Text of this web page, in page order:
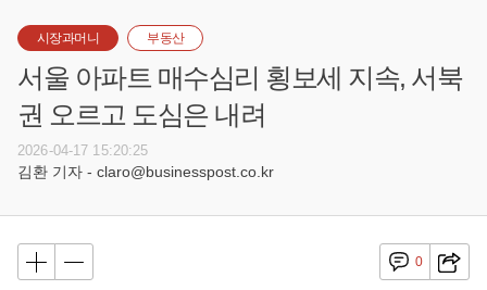
시장과머니 부동산
서울 아파트 매수심리 횡보세 지속, 서북
권 오르고 도심은 내려
2026-04-17 15:20:25
김환 기자 - claro@businesspost.co.kr
0